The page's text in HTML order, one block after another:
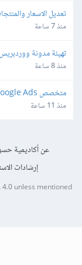
تعديل الاسعار
منذ 7 ساعة
تهيئة مدونة
منذ 8 ساعة
Lead Generation
منذ 11 ساعة
عن أكاديمية
إرشادات
4.0unless mentioned